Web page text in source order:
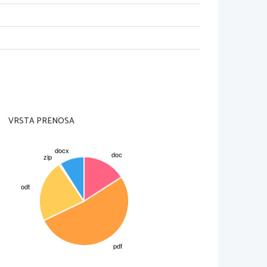
Prav svoje kasete, plošče ali CD-ja pa nisem
sicer hrvaškega rodu. Nekateri jo celo
filharmonije. Solistično in z orkestri nastopa
dveh internet projektov.
V okviru študija je
osvojil nagrado žirije na 3. Festivalu slovenskega
vašemu počitku. Po premoru pa bomo,
VRSTA PRENOSA